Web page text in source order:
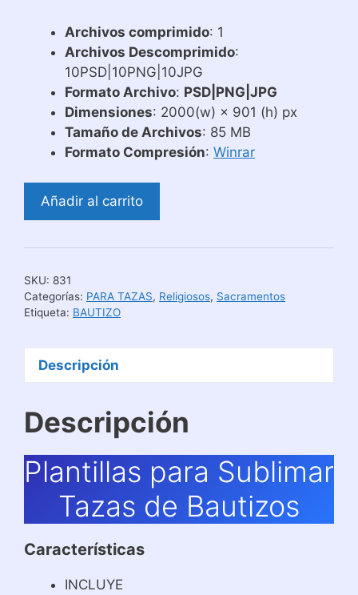
Archivos comprimido: 1
Archivos Descomprimido:
10PSD|10PNG|10JPG
Formato Archivo: PSD|PNG|JPG
Dimensiones: 2000(w) × 901 (h) px
Tamaño de Archivos: 85 MB
Formato Compresión: Winrar
Plantillas
Tazas
Bautizos
cantidad
Añadir al carrito
SKU: 831
Categorías: PARA TAZAS, Religiosos, Sacramentos
Etiqueta: BAUTIZO
Descripción
Descripción
Plantillas para Sublimar
Tazas de Bautizos
Características
INCLUYE